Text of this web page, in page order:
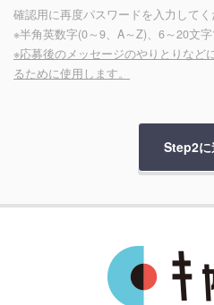
確認用に再度パスワードを入力してく
※半角英数字(0～9、A～Z)、6～20文字
※応募後のメッセージのやりとりなど
るために使用します。